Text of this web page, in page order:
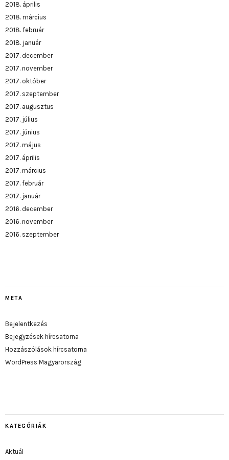
2018. április
2018. március
2018. február
2018. január
2017. december
2017. november
2017. október
2017. szeptember
2017. augusztus
2017. július
2017. június
2017. május
2017. április
2017. március
2017. február
2017. január
2016. december
2016. november
2016. szeptember
META
Bejelentkezés
Bejegyzések hírcsatorna
Hozzászólások hírcsatorna
WordPress Magyarország
KATEGÓRIÁK
Aktuál